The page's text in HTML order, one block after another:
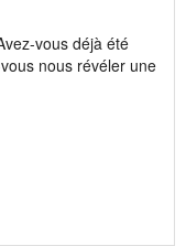
vous déjà été
nous révéler une